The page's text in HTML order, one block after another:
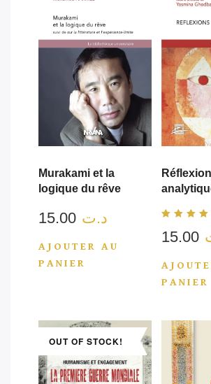
Murakami et la
logique du rêve
د.ت
AJOUTER AU
PANIER
3.00
sur 515.00
PANIER
OUT OF STOCK!